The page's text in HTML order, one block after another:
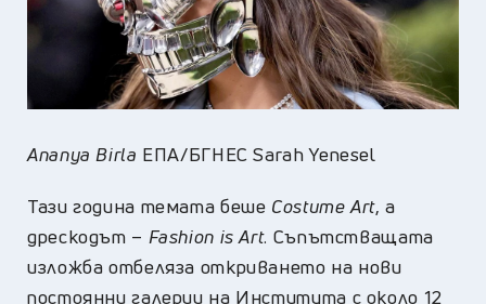
Ananya Birla ЕПА/БГНЕС Sarah Yenesel
Тази година темата беше Costume Art, а
дрескодът – Fashion is Art. Съпътстващата
изложба отбеляза откриването на нови
постоянни галерии на Института с около 12